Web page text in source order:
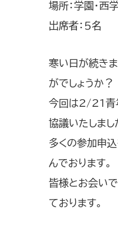
場所：学園・西
出席者：5名
寒い日が続き
がでしょうか？
今回は2/21青
協議いたしまし
多くの参加申
んでおります。
皆様とお会い
ております。